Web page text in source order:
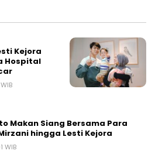
Kejora
Hospital
Makan Siang Bersama Para
hingga Lesti Kejora
WIB